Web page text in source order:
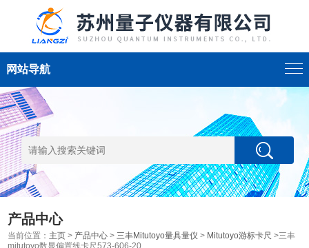
网站导航
产品中心
当前位置： 主页 > 产品中心 >三丰Mitutoyo量具量仪 > Mitutoyo游标卡尺 >三丰
mitutoyo数显偏置线卡尺573-606-20